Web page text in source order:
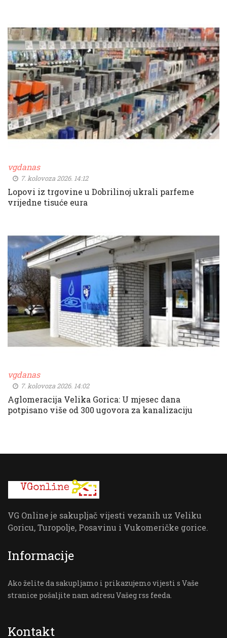
vgdanas
7. kolovoza 2026. 14:12
Lopovi iz trgovine u Dobrilinoj ukrali parfeme
vrijedne tisuće eura
vgdanas
7. kolovoza 2026. 14:02
Aglomeracija Velika Gorica: U mjesec dana
potpisano više od 300 ugovora za kanalizaciju
VG Online je sakupljač vijesti vezanih uz Veliku
Goricu, Turopolje, Posavinu i Vukomeričke gorice.
Informacije
Ako želite da sakupljamo i prikazujemo vijesti s Vaše
stranice pošaljite nam adresu Vašeg rss feeda.
Kontakt